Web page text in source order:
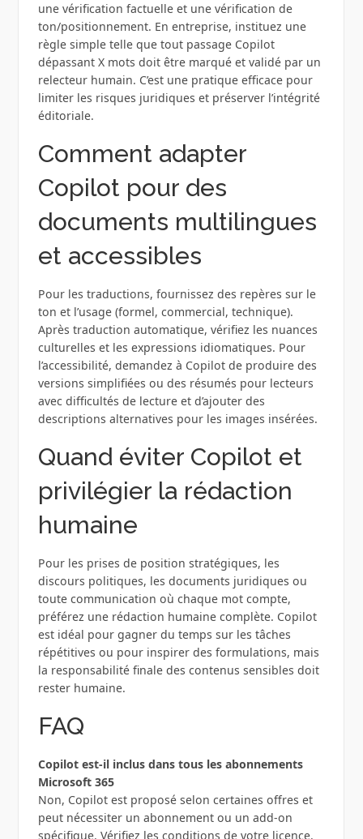
une vérification factuelle et une vérification de
ton/positionnement. En entreprise, instituez une
règle simple telle que tout passage Copilot
dépassant X mots doit être marqué et validé par un
relecteur humain. C’est une pratique efficace pour
limiter les risques juridiques et préserver l’intégrité
éditoriale.
Comment adapter
Copilot pour des
documents multilingues
et accessibles
Pour les traductions, fournissez des repères sur le
ton et l’usage (formel, commercial, technique).
Après traduction automatique, vérifiez les nuances
culturelles et les expressions idiomatiques. Pour
l’accessibilité, demandez à Copilot de produire des
versions simplifiées ou des résumés pour lecteurs
avec difficultés de lecture et d’ajouter des
descriptions alternatives pour les images insérées.
Quand éviter Copilot et
privilégier la rédaction
humaine
Pour les prises de position stratégiques, les
discours politiques, les documents juridiques ou
toute communication où chaque mot compte,
préférez une rédaction humaine complète. Copilot
est idéal pour gagner du temps sur les tâches
répétitives ou pour inspirer des formulations, mais
la responsabilité finale des contenus sensibles doit
rester humaine.
FAQ
Copilot est-il inclus dans tous les abonnements
Microsoft 365
Non, Copilot est proposé selon certaines offres et
peut nécessiter un abonnement ou un add-on
spécifique. Vérifiez les conditions de votre licence.